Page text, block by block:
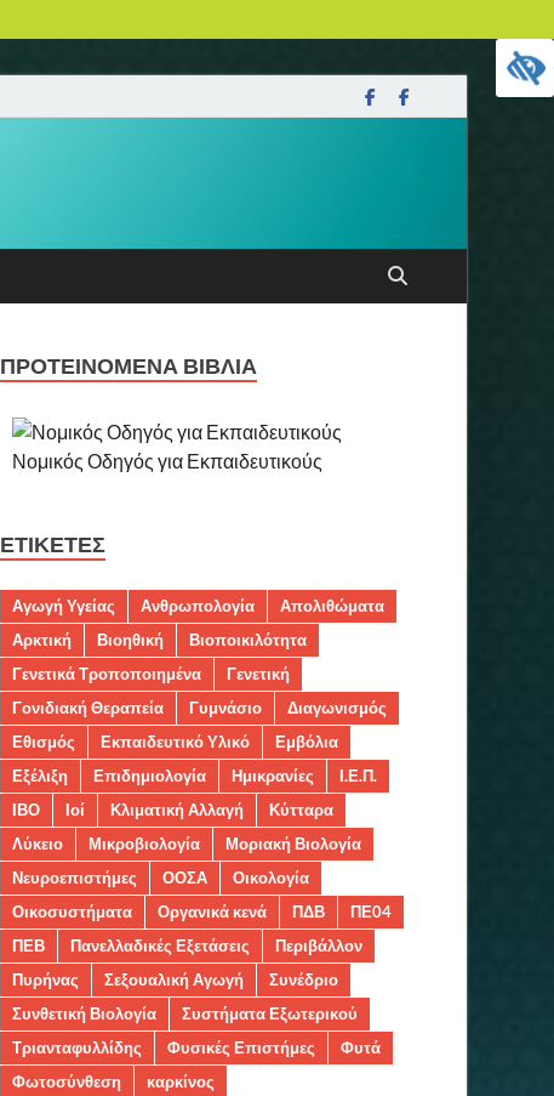
ΠΡΟΤΕΙΝΌΜΕΝΑ ΒΙΒΛΊΑ
Νομικός Οδηγός για Εκπαιδευτικούς
ΕΤΙΚΈΤΕΣ
Αγωγή Υγείας Ανθρωπολογία
Απολιθώματα
Αρκτική
Βιοηθική
Βιοποικιλότητα
Γενετικά Τροποποιημένα
Γενετική
Γονιδιακή Θεραπεία
Γυμνάσιο
Διαγωνισμός
Εθισμός
Εκπαιδευτικό Υλικό
Εμβόλια
Εξέλιξη
Επιδημιολογία Ημικρανίες
Ι.Ε.Π.
ΙΒΟ
Ιοί Κλιματική Αλλαγή
Κύτταρα
Λύκειο
Μικροβιολογία
Μοριακή Βιολογία
Νευροεπιστήμες
ΟΟΣΑ
Οικολογία
Οικοσυστήματα
Οργανικά κενά ΠΔΒ
ΠΕ04
ΠΕΒ
Πανελλαδικές Εξετάσεις
Περιβάλλον
Πυρήνας
Σεξουαλική Αγωγή
Συνέδριο
Συνθετική Βιολογία
Συστήματα Εξωτερικού
Τριανταφυλλίδης
Φυσικές Επιστήμες
Φυτά
Φωτοσύνθεση
καρκίνος